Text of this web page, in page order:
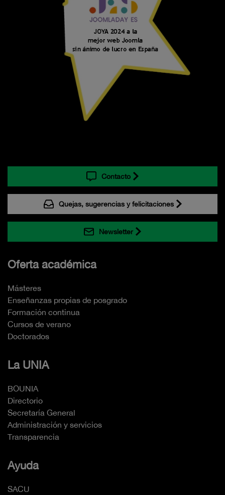
Contacto
Quejas, sugerencias y felicitaciones
Newsletter
Oferta académica
Másteres
Enseñanzas propias de posgrado
Formación continua
Cursos de verano
Doctorados
La UNIA
BOUNIA
Directorio
Secretaría General
Administración y servicios
Transparencia
Ayuda
SACU